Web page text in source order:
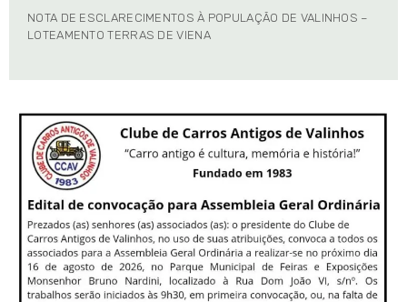
NOTA DE ESCLARECIMENTOS À POPULAÇÃO DE VALINHOS –
LOTEAMENTO TERRAS DE VIENA